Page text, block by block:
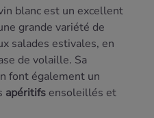
blanc est un excellent
grande variété de
salades estivales, en
de volaille. Sa
font également un
apéritifs ensoleillés et